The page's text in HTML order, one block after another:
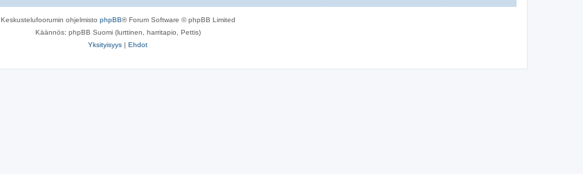
Keskustelufoorumin ohjelmisto phpBB® Forum Software © phpBB Limited
Käännös: phpBB Suomi (lurttinen, harritapio, Pettis)
Yksityisyys | Ehdot